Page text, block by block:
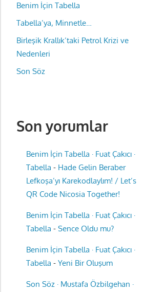
Benim İçin Tabella
Tabella’ya, Minnetle…
Birleşik Krallık’taki Petrol Krizi ve
Nedenleri
Son Söz
Son yorumlar
Benim İçin Tabella · Fuat Çakıcı ·
Tabella - Hade Gelin Beraber
Lefkoşa’yı Karekodlaylım! / Let’s
QR Code Nicosia Together!
Benim İçin Tabella · Fuat Çakıcı ·
Tabella - Sence Oldu mu?
Benim İçin Tabella · Fuat Çakıcı ·
Tabella - Yeni Bir Oluşum
Son Söz · Mustafa Özbilgehan ·